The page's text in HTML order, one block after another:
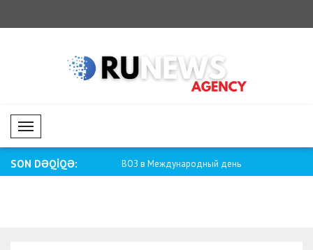
Mobil Menü
SON DƏQİQƏ:
будет свободной.. ВОЗ в Международный день